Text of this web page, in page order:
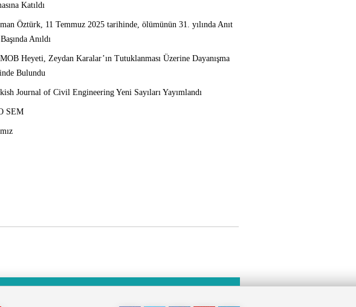
Katıldı
Öztürk, 11 Temmuz 2025 tarihinde, ölümünün 31. yılında Anıt
Anıldı
Heyeti, Zeydan Karalar’ın Tutuklanması Üzerine Dayanışma
Bulundu
Journal of Civil Engineering Yeni Sayıları Yayımlandı
SEM